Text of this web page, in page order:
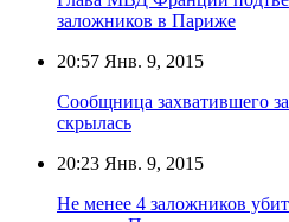
заложников в Париже
20:57 Янв. 9, 2015
Сообщница захватившего
скрылась
20:23 Янв. 9, 2015
Не менее 4 заложников